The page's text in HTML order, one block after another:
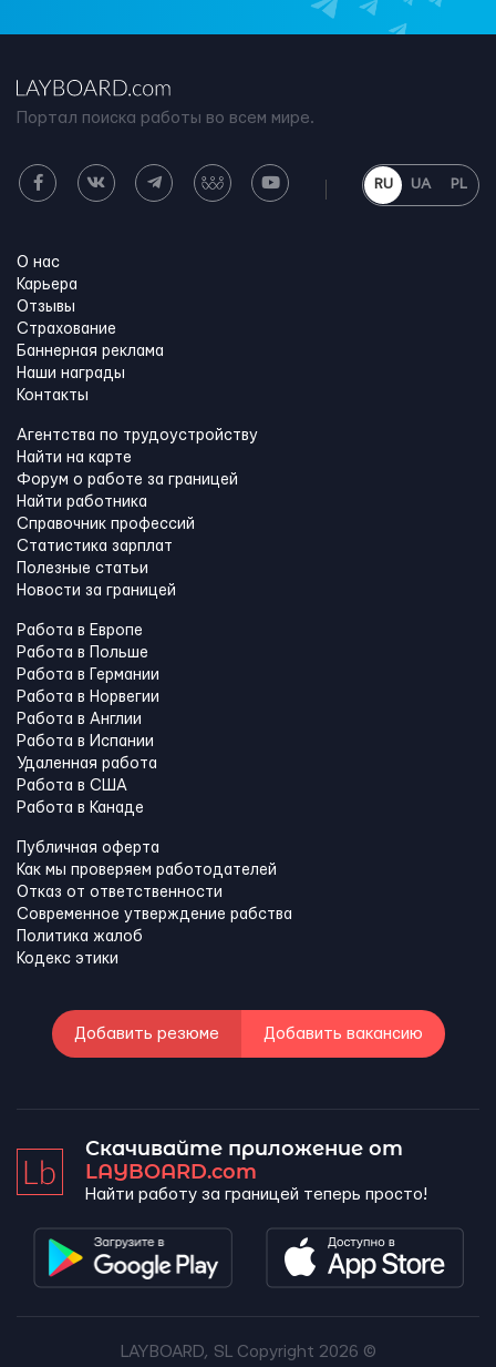
Портал поиска работы во всем мире.
RU UA PL
О нас
Карьера
Отзывы
Страхование
Баннерная реклама
Наши награды
Контакты
Агентства по трудоустройству
Найти на карте
Форум о работе за границей
Найти работника
Справочник профессий
Статистика зарплат
Полезные статьи
Новости за границей
Работа в Европе
Работа в Польше
Работа в Германии
Работа в Норвегии
Работа в Англии
Работа в Испании
Удаленная работа
Работа в США
Работа в Канадe
Публичная оферта
Как мы проверяем работодателей
Отказ от ответственности
Современное утверждение рабства
Политика жалоб
Кодекс этики
Добавить резюме Добавить вакансию
Скачивайте приложение от
LAYBOARD.com
Найти работу за границей теперь просто!
LAYBOARD, SL Copyright 2026 ©